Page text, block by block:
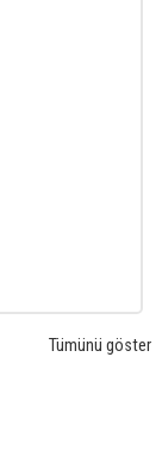
Tümünü göster